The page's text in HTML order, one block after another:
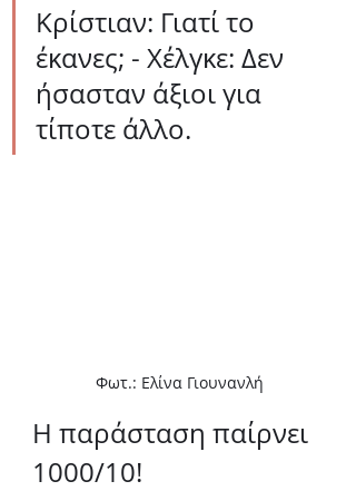
Κρίστιαν: Γιατί το
έκανες; - Χέλγκε: Δεν
ήσασταν άξιοι για
τίποτε άλλο.
Φωτ.: Ελίνα Γιουνανλή
Η παράσταση παίρνει
1000/10!